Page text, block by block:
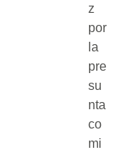
z
por
la
pre
su
nta
co
mi